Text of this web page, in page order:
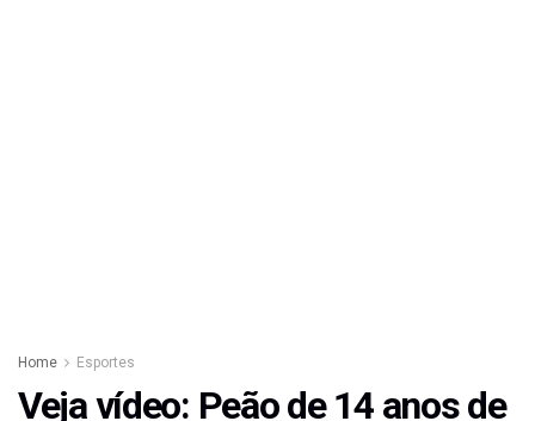
Home Esportes
Veja vídeo: Peão de 14 anos de